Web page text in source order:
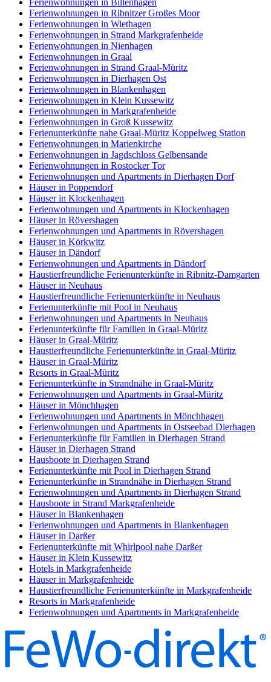
Ferienwohnungen in Billenhagen
Ferienwohnungen in Ribnitzer Großes Moor
Ferienwohnungen in Wiethagen
Ferienwohnungen in Strand Markgrafenheide
Ferienwohnungen in Nienhagen
Ferienwohnungen in Graal
Ferienwohnungen in Strand Graal-Müritz
Ferienwohnungen in Dierhagen Ost
Ferienwohnungen in Blankenhagen
Ferienwohnungen in Klein Kussewitz
Ferienwohnungen in Markgrafenheide
Ferienwohnungen in Groß Kussewitz
Ferienunterkünfte nahe Graal-Müritz Koppelweg Station
Ferienwohnungen in Marienkirche
Ferienwohnungen in Jagdschloss Gelbensande
Ferienwohnungen in Rostocker Tor
Ferienwohnungen und Apartments in Dierhagen Dorf
Häuser in Poppendorf
Häuser in Klockenhagen
Ferienwohnungen und Apartments in Klockenhagen
Häuser in Rövershagen
Ferienwohnungen und Apartments in Rövershagen
Häuser in Körkwitz
Häuser in Dändorf
Ferienwohnungen und Apartments in Dändorf
Haustierfreundliche Ferienunterkünfte in Ribnitz-Damgarten
Häuser in Neuhaus
Haustierfreundliche Ferienunterkünfte in Neuhaus
Ferienunterkünfte mit Pool in Neuhaus
Ferienwohnungen und Apartments in Neuhaus
Ferienunterkünfte für Familien in Graal-Müritz
Häuser in Graal-Müritz
Haustierfreundliche Ferienunterkünfte in Graal-Müritz
Häuser in Graal-Müritz
Resorts in Graal-Müritz
Ferienunterkünfte in Strandnähe in Graal-Müritz
Ferienwohnungen und Apartments in Graal-Müritz
Häuser in Mönchhagen
Ferienwohnungen und Apartments in Mönchhagen
Ferienwohnungen und Apartments in Ostseebad Dierhagen
Ferienunterkünfte für Familien in Dierhagen Strand
Häuser in Dierhagen Strand
Hausboote in Dierhagen Strand
Ferienunterkünfte mit Pool in Dierhagen Strand
Ferienunterkünfte in Strandnähe in Dierhagen Strand
Ferienwohnungen und Apartments in Dierhagen Strand
Hausboote in Strand Markgrafenheide
Häuser in Blankenhagen
Ferienwohnungen und Apartments in Blankenhagen
Häuser in Darßer
Ferienunterkünfte mit Whirlpool nahe Darßer
Häuser in Klein Kussewitz
Hotels in Markgrafenheide
Häuser in Markgrafenheide
Haustierfreundliche Ferienunterkünfte in Markgrafenheide
Resorts in Markgrafenheide
Ferienwohnungen und Apartments in Markgrafenheide